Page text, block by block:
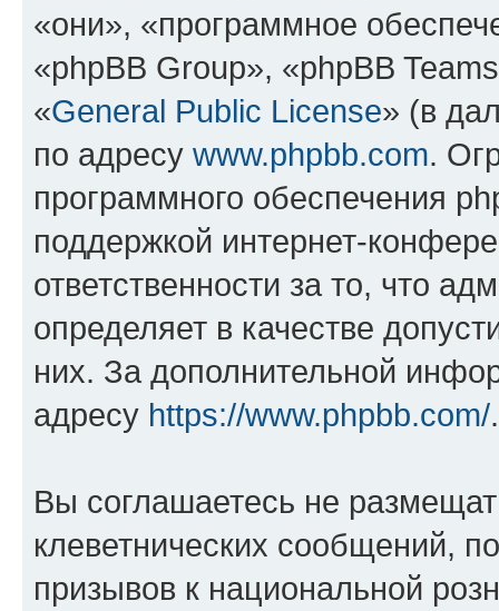
«они», «программное
«phpBB Group», «phpBB
«General Public License» (в
по адресу www.phpbb.com.
программного обеспечения
поддержкой интернет-
ответственности за то, что
определяет в качестве
них. За дополнительной
адресу https://www.phpbb.com/.
Вы соглашаетесь не
клеветнических сообщений,
призывов к национальной